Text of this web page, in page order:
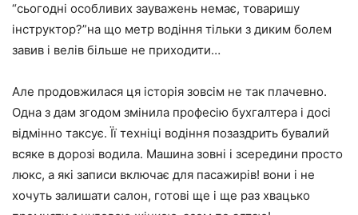
“сьогодні особливих зауважень немає, товаришу
інструктор?”на що метр водіння тільки з диким болем
завив і велів більше не приходити…
Але продовжилася ця історія зовсім не так плачевно.
Одна з дам згодом змінила професію бухгалтера і досі
відмінно таксує. Її техніці водіння позаздрить бувалий
всяке в дорозі водила. Машина зовні і зсередини просто
люкс, а які записи включає для пасажирів! вони і не
хочуть залишати салон, готові ще і ще раз хвацько